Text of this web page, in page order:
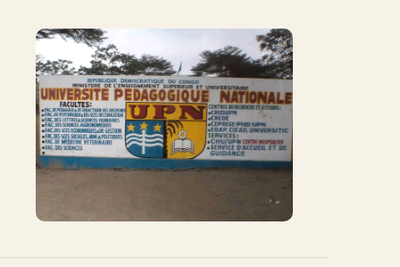
Facebook
X
WhatsApp
mail